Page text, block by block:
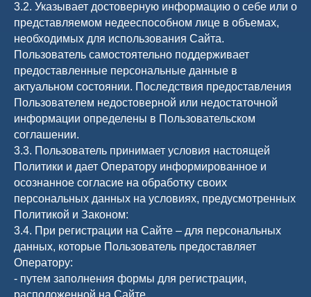
3.2. Указывает достоверную информацию о себе или о
представляемом недееспособном лице в объемах,
необходимых для использования Сайта.
Пользователь самостоятельно поддерживает
предоставленные персональные данные в
актуальном состоянии. Последствия предоставления
Пользователем недостоверной или недостаточной
информации определены в Пользовательском
соглашении.
3.3. Пользователь принимает условия настоящей
Политики и дает Оператору информированное и
осознанное согласие на обработку своих
персональных данных на условиях, предусмотренных
Политикой и Законом:
3.4. При регистрации на Сайте – для персональных
данных, которые Пользователь предоставляет
Оператору:
- путем заполнения формы для регистрации,
расположенной на Сайте.